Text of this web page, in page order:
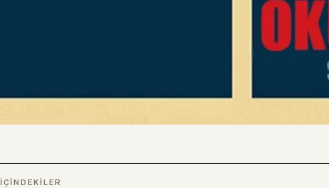
İÇINDEKILER